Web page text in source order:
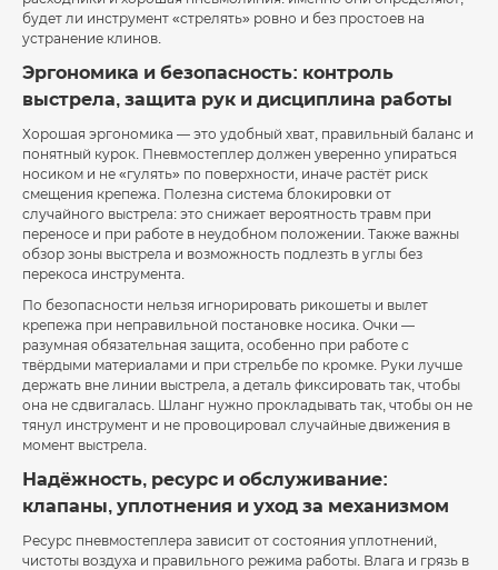
будет ли инструмент «стрелять» ровно и без простоев на
устранение клинов.
Эргономика и безопасность: контроль
выстрела, защита рук и дисциплина работы
Хорошая эргономика — это удобный хват, правильный баланс и
понятный курок. Пневмостеплер должен уверенно упираться
носиком и не «гулять» по поверхности, иначе растёт риск
смещения крепежа. Полезна система блокировки от
случайного выстрела: это снижает вероятность травм при
переносе и при работе в неудобном положении. Также важны
обзор зоны выстрела и возможность подлезть в углы без
перекоса инструмента.
По безопасности нельзя игнорировать рикошеты и вылет
крепежа при неправильной постановке носика. Очки —
разумная обязательная защита, особенно при работе с
твёрдыми материалами и при стрельбе по кромке. Руки лучше
держать вне линии выстрела, а деталь фиксировать так, чтобы
она не сдвигалась. Шланг нужно прокладывать так, чтобы он не
тянул инструмент и не провоцировал случайные движения в
момент выстрела.
Надёжность, ресурс и обслуживание:
клапаны, уплотнения и уход за механизмом
Ресурс пневмостеплера зависит от состояния уплотнений,
чистоты воздуха и правильного режима работы. Влага и грязь в